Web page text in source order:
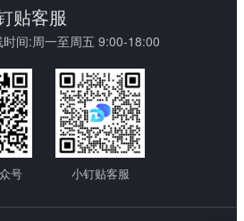
贴客服
时间:周一至周五 9:00-18:00
号 小钉贴客服